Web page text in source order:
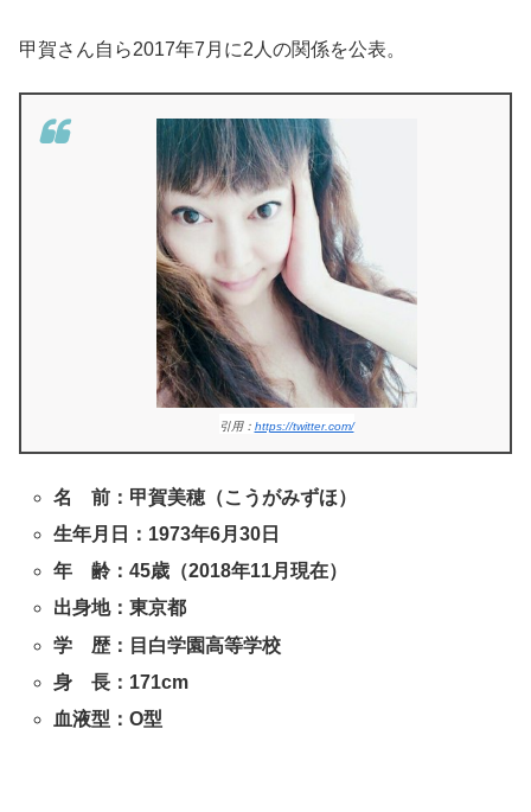
甲賀さん自ら2017年7月に2人の関係を公表。
引用： https://twitter.com/
名 前：甲賀美穂（こうがみずほ）
生年月日：1973年6月30日
年 齢：45歳（2018年11月現在）
出身地：東京都
学 歴：目白学園高等学校
身 長：171cm
血液型：O型